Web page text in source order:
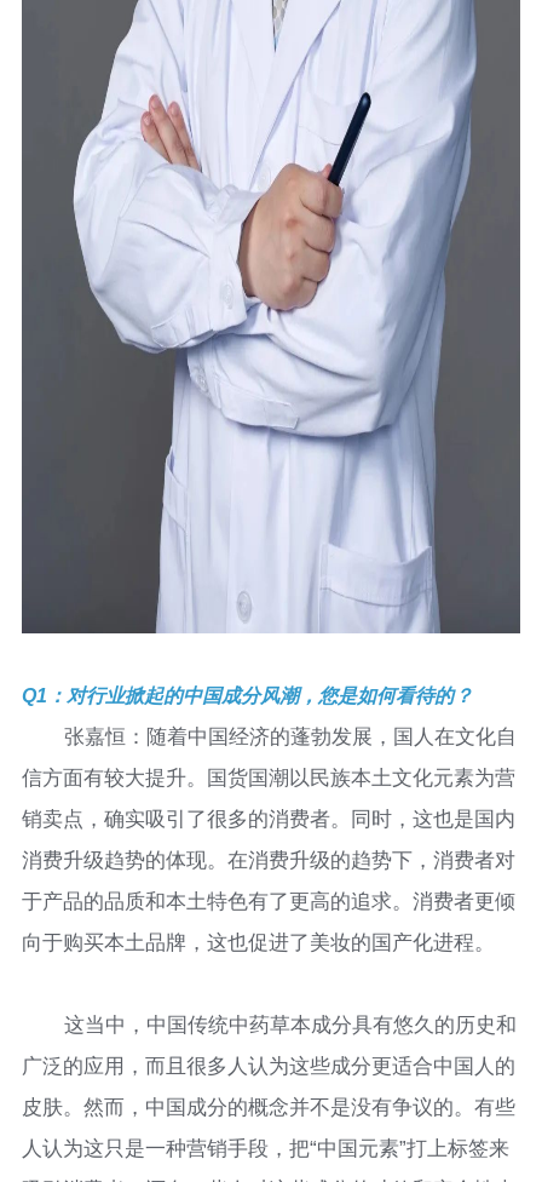
Q1：对行业掀起的中国成分风潮，您是如何看待的？
张嘉恒：随着中国经济的蓬勃发展，国人在文化自
信方面有较大提升。国货国潮以民族本土文化元素为营
销卖点，确实吸引了很多的消费者。同时，这也是国内
消费升级趋势的体现。在消费升级的趋势下，消费者对
于产品的品质和本土特色有了更高的追求。消费者更倾
向于购买本土品牌，这也促进了美妆的国产化进程。
这当中，中国传统中药草本成分具有悠久的历史和
广泛的应用，而且很多人认为这些成分更适合中国人的
皮肤。然而，中国成分的概念并不是没有争议的。有些
人认为这只是一种营销手段，把“中国元素”打上标签来